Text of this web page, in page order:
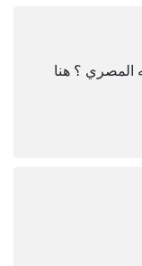
المصري ؟ هنا